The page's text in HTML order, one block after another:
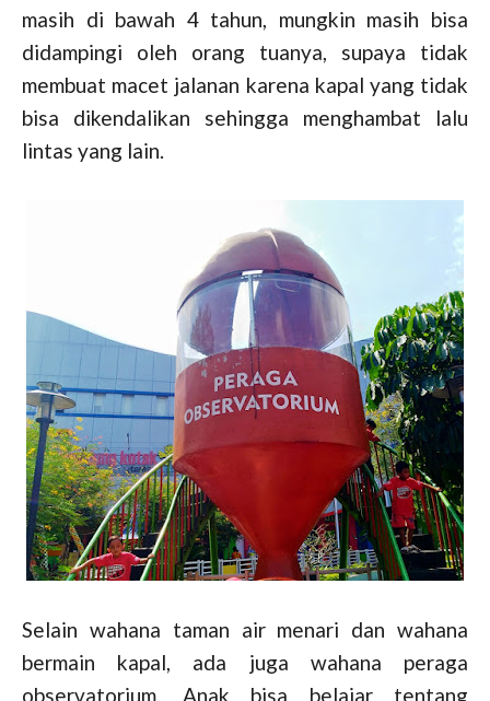
masih di bawah 4 tahun, mungkin masih bisa
didampingi oleh orang tuanya, supaya tidak
membuat macet jalanan karena kapal yang tidak
bisa dikendalikan sehingga menghambat lalu
lintas yang lain.
Selain wahana taman air menari dan wahana
bermain kapal, ada juga wahana peraga
observatorium. Anak bisa belajar tentang